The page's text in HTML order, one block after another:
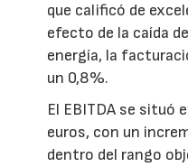
que calificó de
efecto de la caída
energía, la
un 0,8%.
El EBITDA se situó
euros, con un
dentro del rango